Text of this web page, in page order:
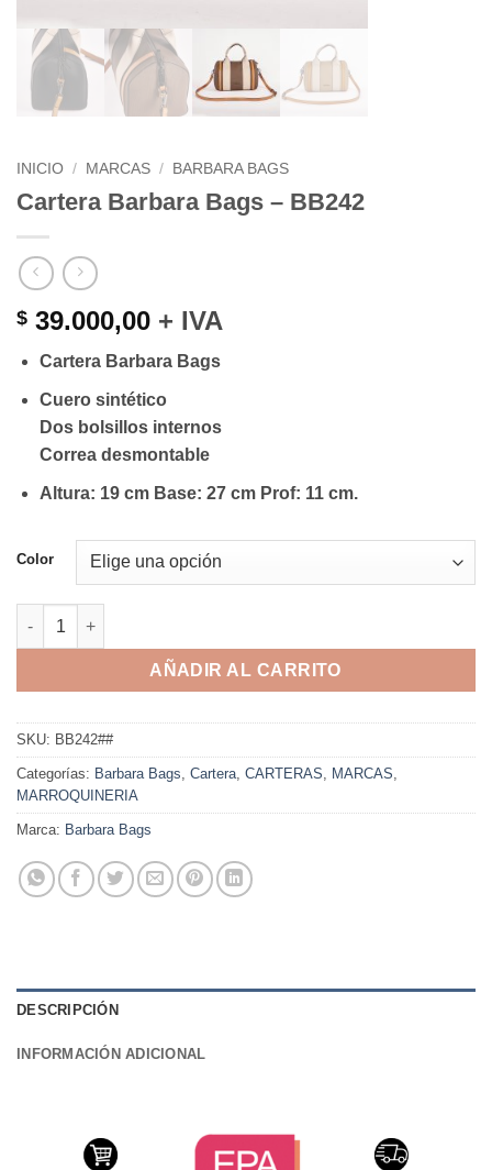
INICIO / MARCAS / BARBARA BAGS
Cartera Barbara Bags – BB242
$ 39.000,00 + IVA
Cartera Barbara Bags
Cuero sintético
Dos bolsillos internos
Correa desmontable
Altura: 19 cm Base: 27 cm Prof: 11 cm.
Color
Cartera Barbara Bags - BB242 cantidad
AÑADIR AL CARRITO
SKU: BB242##
Categorías: Barbara Bags, Cartera, CARTERAS, MARCAS,
MARROQUINERIA
Marca: Barbara Bags
DESCRIPCIÓN
INFORMACIÓN ADICIONAL